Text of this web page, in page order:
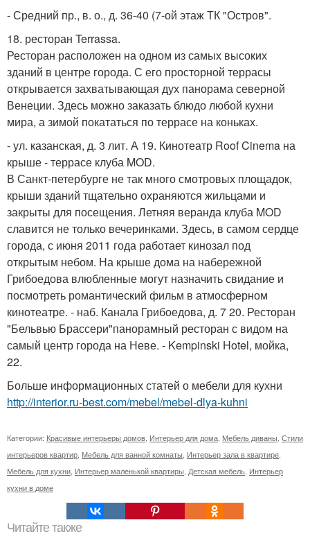
- Средний пр., в. о., д. 36-40 (7-ой этаж ТК "Остров".
18. ресторан Terrassa.
Ресторан расположен на одном из самых высоких
зданий в центре города. С его просторной террасы
открывается захватывающая дух панорама северной
Венеции. Здесь можно заказать блюдо любой кухни
мира, а зимой покататься по террасе на коньках.
- ул. казанская, д. 3 лит. А 19. Кинотеатр Roof Cinema на
крыше - террасе клуба MOD.
В Санкт-петербурге не так много смотровых площадок,
крыши зданий тщательно охраняются жильцами и
закрыты для посещения. Летняя веранда клуба MOD
славится не только вечеринками. Здесь, в самом сердце
города, с июня 2011 года работает кинозал под
открытым небом. На крыше дома на набережной
Грибоедова влюбленные могут назначить свидание и
посмотреть романтический фильм в атмосферном
кинотеатре. - наб. Канала Грибоедова, д. 7 20. Ресторан
"Бельвью Брассери"панорамный ресторан с видом на
самый центр города на Неве. - Kempinski Hotel, мойка,
22.
Больше информационных статей о мебели для кухни
http://interior.ru-best.com/mebel/mebel-dlya-kuhni
Категории: Красивые интерьеры домов Интерьер для дома Мебель диваны Стили
интерьеров квартир Мебель для ванной комнаты Интерьер зала в квартире
Мебель для кухни Интерьер маленькой квартиры Детская мебель Интерьер
кухни в доме
Читайте также